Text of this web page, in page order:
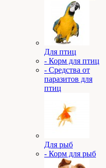
Для птиц
- Корм для птиц
- Средства от
паразитов для
птиц
Для рыб
- Корм для рыб